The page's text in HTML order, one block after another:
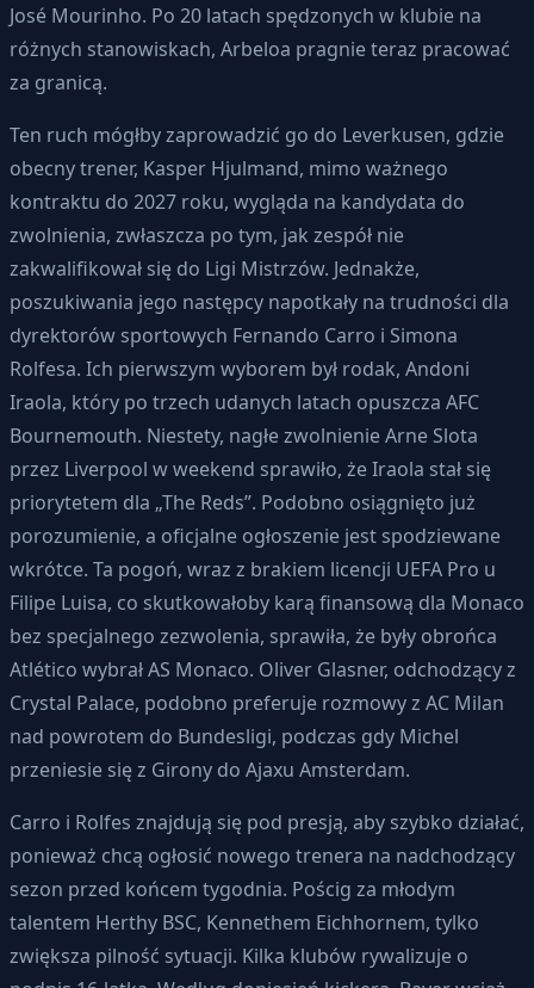
José Mourinho. Po 20 latach spędzonych w klubie na
różnych stanowiskach, Arbeloa pragnie teraz pracować
za granicą.
Ten ruch mógłby zaprowadzić go do Leverkusen, gdzie
obecny trener, Kasper Hjulmand, mimo ważnego
kontraktu do 2027 roku, wygląda na kandydata do
zwolnienia, zwłaszcza po tym, jak zespół nie
zakwalifikował się do Ligi Mistrzów. Jednakże,
poszukiwania jego następcy napotkały na trudności dla
dyrektorów sportowych Fernando Carro i Simona
Rolfesa. Ich pierwszym wyborem był rodak, Andoni
Iraola, który po trzech udanych latach opuszcza AFC
Bournemouth. Niestety, nagłe zwolnienie Arne Slota
przez Liverpool w weekend sprawiło, że Iraola stał się
priorytetem dla „The Reds”. Podobno osiągnięto już
porozumienie, a oficjalne ogłoszenie jest spodziewane
wkrótce. Ta pogoń, wraz z brakiem licencji UEFA Pro u
Filipe Luisa, co skutkowałoby karą finansową dla Monaco
bez specjalnego zezwolenia, sprawiła, że były obrońca
Atlético wybrał AS Monaco. Oliver Glasner, odchodzący z
Crystal Palace, podobno preferuje rozmowy z AC Milan
nad powrotem do Bundesligi, podczas gdy Michel
przeniesie się z Girony do Ajaxu Amsterdam.
Carro i Rolfes znajdują się pod presją, aby szybko działać,
ponieważ chcą ogłosić nowego trenera na nadchodzący
sezon przed końcem tygodnia. Pościg za młodym
talentem Herthy BSC, Kennethem Eichhornem, tylko
zwiększa pilność sytuacji. Kilka klubów rywalizuje o